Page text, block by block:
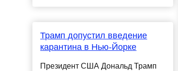
Трамп допустил введение
карантина в Нью-Йорке
Президент США Дональд Трамп